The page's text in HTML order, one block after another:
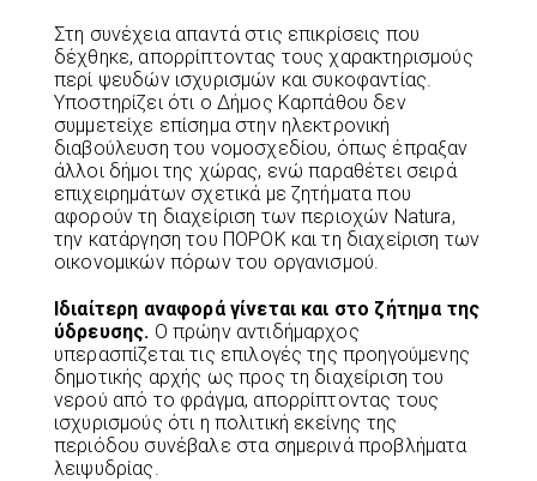
Στη συνέχεια απαντά στις επικρίσεις που
δέχθηκε, απορρίπτοντας τους χαρακτηρισμούς
περί ψευδών ισχυρισμών και συκοφαντίας.
Υποστηρίζει ότι ο Δήμος Καρπάθου δεν
συμμετείχε επίσημα στην ηλεκτρονική
διαβούλευση του νομοσχεδίου, όπως έπραξαν
άλλοι δήμοι της χώρας, ενώ παραθέτει σειρά
επιχειρημάτων σχετικά με ζητήματα που
αφορούν τη διαχείριση των περιοχών Natura,
την κατάργηση του ΠΟΡΟΚ και τη διαχείριση των
οικονομικών πόρων του οργανισμού.
Ιδιαίτερη αναφορά γίνεται και στο ζήτημα της
ύδρευσης. Ο πρώην αντιδήμαρχος
υπερασπίζεται τις επιλογές της προηγούμενης
δημοτικής αρχής ως προς τη διαχείριση του
νερού από το φράγμα, απορρίπτοντας τους
ισχυρισμούς ότι η πολιτική εκείνης της
περιόδου συνέβαλε στα σημερινά προβλήματα
λειψυδρίας.